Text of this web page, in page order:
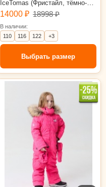
IceTomas (Фристайл, тёмно-
синий)
14000 ₽ 18998 ₽
В наличии:
110
116 122 +3
Выбрать размер
134 140